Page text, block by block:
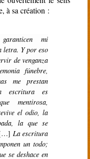
à sa création :
letra. Y por eso
de venganza
fúnebre,
me prestan
escritura es
mentirosa,
el odio, la
la que se
La escritura
un todo;
se deshace en